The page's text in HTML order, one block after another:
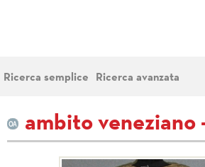
Ricerca semplice Ricerca avanzata
ambito veneziano